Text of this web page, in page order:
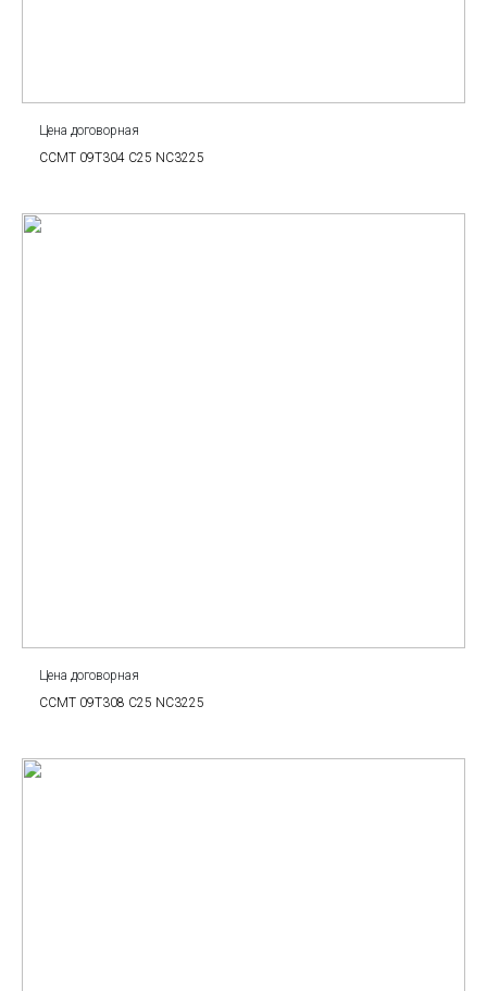
Цена договорная
CCMT 09T304 C25 NC3225
Цена договорная
CCMT 09T308 C25 NC3225